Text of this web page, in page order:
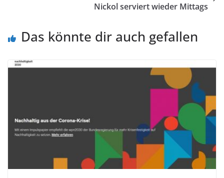
Nickol serviert wieder Mittags
Das könnte dir auch gefallen